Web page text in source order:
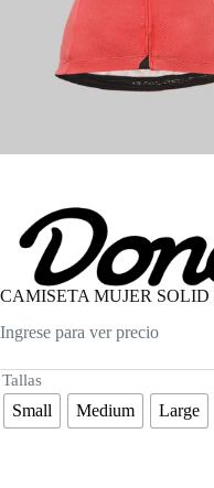
CAMISETA MUJER
Ingrese para ver precio
Tallas
Small Medium Large